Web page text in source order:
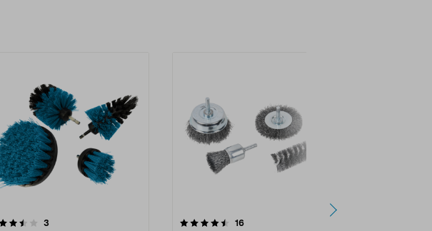
3
4.5 av 5 stjärnor 16recensioner
4.5 av 5 stjärnor